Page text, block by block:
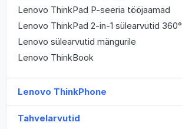
Lenovo ThinkPad P-seeria tööjaamad
Lenovo ThinkPad 2-in-1 sülearvutid 360°
Lenovo sülearvutid mängurile
Lenovo ThinkBook
Lenovo ThinkPhone
Tahvelarvutid